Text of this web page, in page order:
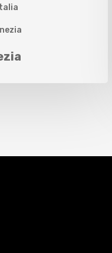
Italia